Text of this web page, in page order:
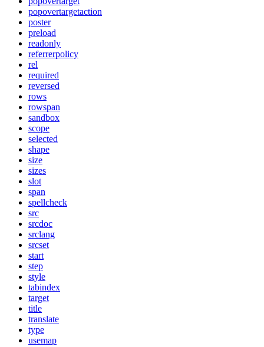
popovertargetaction
poster
preload
readonly
referrerpolicy
rel
required
reversed
rows
rowspan
sandbox
scope
selected
shape
size
sizes
slot
span
spellcheck
src
srcdoc
srclang
srcset
start
step
style
tabindex
target
title
translate
type
usemap